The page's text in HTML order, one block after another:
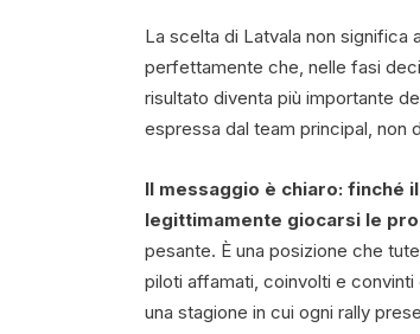
La scelta di Latvala non significa
perfettamente che, nelle fasi
risultato diventa più importante
espressa dal team principal, non
Il messaggio è chiaro: finché
legittimamente giocarsi le
pesante. È una posizione che
piloti affamati, coinvolti e
una stagione in cui ogni rally